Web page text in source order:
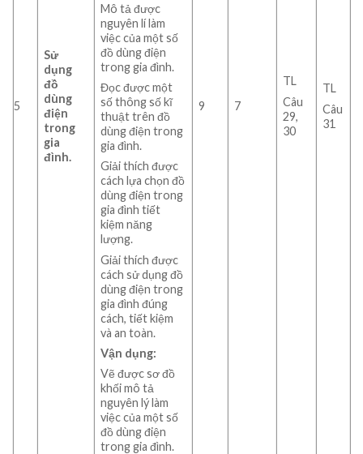
5
Sử
dụng
đồ
dùng
điện
trong
gia
đình.
Mô tả được
nguyên lí làm
việc của một số
đồ dùng điện
trong gia đình.
Đọc được một
số thông số kĩ
thuật trên đồ
dùng điện trong
gia đình.
Giải thích được
cách lựa chọn đồ
dùng điện trong
gia đình tiết
kiệm năng
lượng.
Giải thích được
cách sử dụng đồ
dùng điện trong
gia đình đúng
cách, tiết kiệm
và an toàn.
Vận dụng:
Vẽ được sơ đồ
khối mô tả
nguyên lý làm
việc của một số
đồ dùng điện
trong gia đình.
9 7
TL
Câu
29,
30
TL
Câu
31